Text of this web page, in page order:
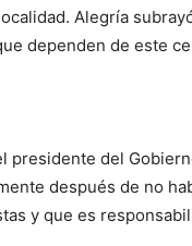
Alegría
dependen de este
del
después de no
y que es